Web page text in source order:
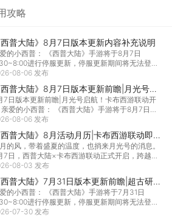
攻略
西普大陆》8月7日版本更新内容补充说明
的小西普： 《西普大陆》手游将于8月7日
进行停服更新，停服更新期间将无法登录
[详情]
08-06 发布
西普大陆》8月7日版本更新前瞻|月光号启
卡布西游联动开启
7日版本更新前瞻|月光号启航！卡布西游联动开
亲爱的小西普： 《西普大陆》手游将于8月7日
[详情]
08-06 发布
西普大陆》8月活动月历|卡布西游联动即将
，远古BOSS登场
的风，带着盛夏的温度，也捎来月光号的消息。
7日，西普大陆×卡布西游联动正式开启，跨越时
... [详情]
08-03 发布
西普大陆》7月31日版本更新前瞻|超古研究
章开启，系列活动优化调整
的小西普： 《西普大陆》手游将于7月31日
进行停服更新，停服更新期间将无法登
[详情]
07-30 发布